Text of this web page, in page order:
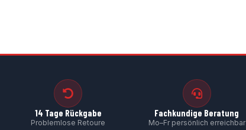
14 Tage Rückgabe
Problemlose Retoure
Fachkundige Beratung
Mo–Fr persönlich erreichbar